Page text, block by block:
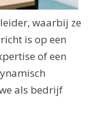
waarbij ze
is op een
of een
als bedrijf